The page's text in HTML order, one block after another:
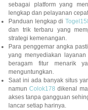
sebagai platform yang
lengkap dan pelayanan
Panduan lengkap di
dan trik terbaru yang
strategi kemenangan.
Para penggemar angka
yang menyediakan
beragam fitur menarik
menguntungkan.
Saat ini ada banyak situs
namunColok178 dikenal
akses tanpa gangguan
lancar setiap harinya.